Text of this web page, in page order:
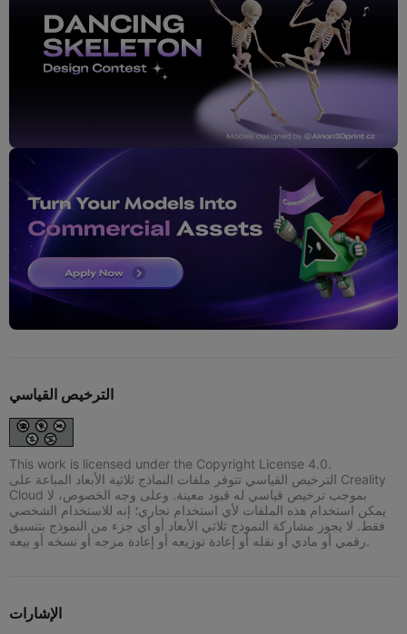
الترخيص القياسي
This work is licensed under the Copyright License 4.0.
الترخيص القياسي تتوفر ملفات النماذج ثلاثية الأبعاد المباعة على Creality
Cloud بموجب ترخيص قياسي له قيود معينة. وعلى وجه الخصوص، لا
يمكن استخدام هذه الملفات لأي استخدام تجاري؛ إنه للاستخدام الشخصي
فقط. لا يجوز مشاركة النموذج ثلاثي الأبعاد أو أي جزء من النموذج بتنسيق
رقمي أو مادي أو نقله أو إعادة توزيعه أو إعادة مزجه أو نسخه أو بيعه.
الإشارات